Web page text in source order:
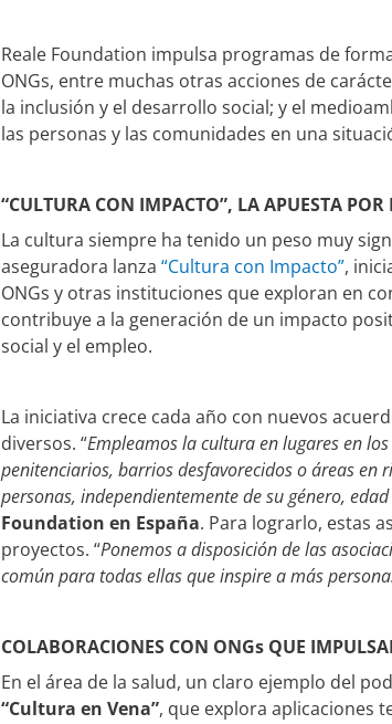
Reale Foundation impulsa programas de
ONGs, entre muchas otras acciones de
la inclusión y el desarrollo social; y el
las personas y las comunidades en una
“CULTURA CON IMPACTO”, LA APUESTA
La cultura siempre ha tenido un peso muy
aseguradora lanza “Cultura con Impacto”,
ONGs y otras instituciones que exploran en
contribuye a la generación de un impacto
social y el empleo.
La iniciativa crece cada año con nuevos
diversos. “Empleamos la cultura en lugares en
penitenciarios, barrios desfavorecidos o áreas en
personas, independientemente de su género,
Foundation en España. Para lograrlo, estas
proyectos. “Ponemos a disposición de las
común para todas ellas que inspire a más
COLABORACIONES CON ONGs QUE
En el área de la salud, un claro ejemplo del
“Cultura en Vena”, que explora aplicaciones